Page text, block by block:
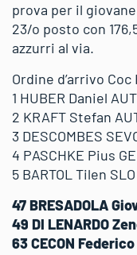
prova per il
23/o posto con
azzurri al via.
Ordine d’arrivo Coc
1 HUBER Daniel
2 KRAFT Stefan
3 DESCOMBES
4 PASCHKE Pius
5 BARTOL Tilen
47 BRESADOLA
49 DI LENARDO
63 CECON